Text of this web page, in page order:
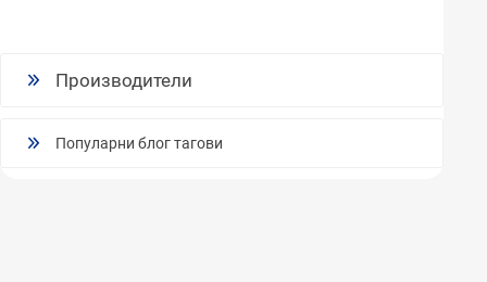
Производители
Популарни блог тагови